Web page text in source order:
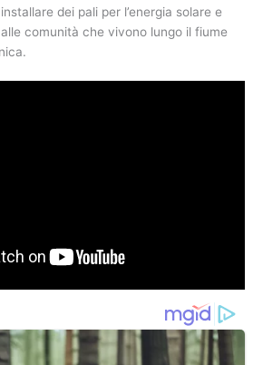
dei pali per l’energia solare e
comunità che vivono lungo il fiume